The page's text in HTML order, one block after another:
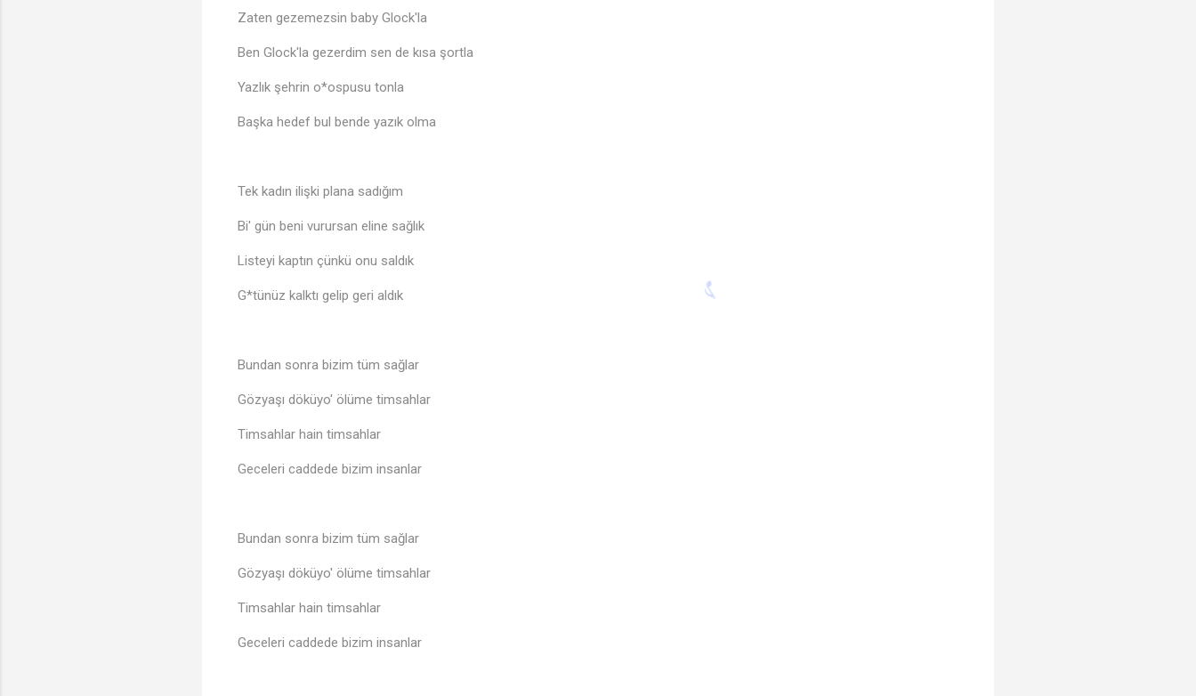
Zaten gezemezsin baby Glock'la
Ben Glock'la gezerdim sen de kısa şortla
Yazlık şehrin o*ospusu tonla
Başka hedef bul bende yazık olma
Tek kadın ilişki plana sadığım
Bi' gün beni vurursan eline sağlık
Listeyi kaptın çünkü onu saldık
G*tünüz kalktı gelip geri aldık
Bundan sonra bizim tüm sağlar
Gözyaşı döküyo' ölüme timsahlar
Timsahlar hain timsahlar
Geceleri caddede bizim insanlar
Bundan sonra bizim tüm sağlar
Gözyaşı döküyo' ölüme timsahlar
Timsahlar hain timsahlar
Geceleri caddede bizim insanlar
🎶